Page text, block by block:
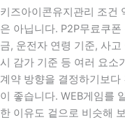
키즈아이콘유지관리 조건
은 아닙니다. P2P무료쿠
금, 운전자 연령 기준, 사
시 감가 기준 등 여러 요소
계약 방향을 결정하기보
이 좋습니다. WEB게임를
한 이유도 겉으로 비슷해